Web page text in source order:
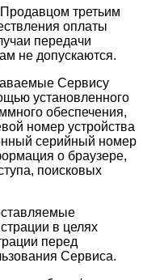
третьим
оплаты
передачи
не допускаются.
Сервису
установленного
обеспечения,
номер устройства
серийный номер
о браузере,
поисковых
в целях
перед
Сервиса.